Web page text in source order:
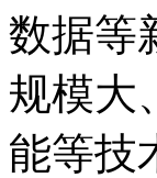
数据等
规模大
能等技